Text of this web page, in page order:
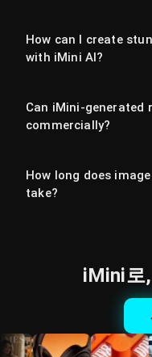
How can I create
with iMini AI?
Can iMini-generated
commercially?
How long does
take?
iMini로